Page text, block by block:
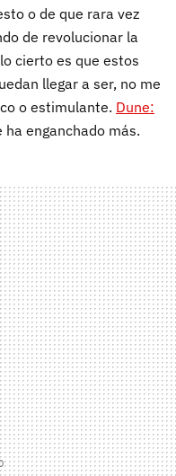
o de que rara vez
de revolucionar la
cierto es que estos
llegar a ser, no me
o estimulante. Dune:
ha enganchado más.